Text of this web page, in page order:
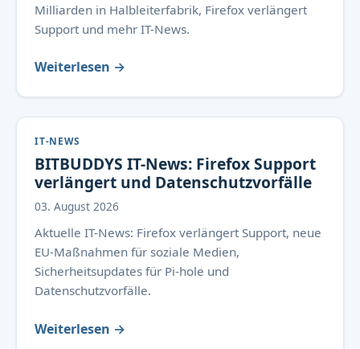
Milliarden in Halbleiterfabrik, Firefox verlängert
Support und mehr IT-News.
Weiterlesen →
IT-NEWS
BITBUDDYS IT-News: Firefox Support
verlängert und Datenschutzvorfälle
03. August 2026
Aktuelle IT-News: Firefox verlängert Support, neue
EU-Maßnahmen für soziale Medien,
Sicherheitsupdates für Pi-hole und
Datenschutzvorfälle.
Weiterlesen →